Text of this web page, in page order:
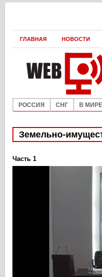
ГЛАВНАЯ НОВОСТИ
РОССИЯ СНГ В МИРЕ
Земельно-
Часть 1